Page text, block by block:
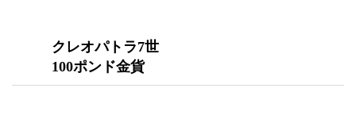
クレオパトラ7世
100ポンド金貨